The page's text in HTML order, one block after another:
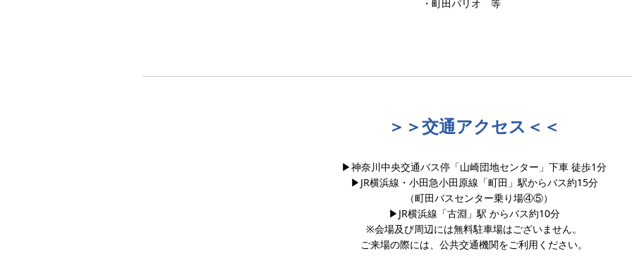
・町田パリオ 等
＞＞交通アクセス＜＜
▶︎神奈川中央交通バス停「山崎団地センター」下車 徒歩1分
▶︎JR横浜線・小田急小田原線「町田」駅からバス約15分
（町田バスセンター乗り場④⑤）
▶︎JR横浜線「古淵」駅 からバス約10分
※会場及び周辺には無料駐車場はございません。
ご来場の際には、公共交通機関をご利用ください。